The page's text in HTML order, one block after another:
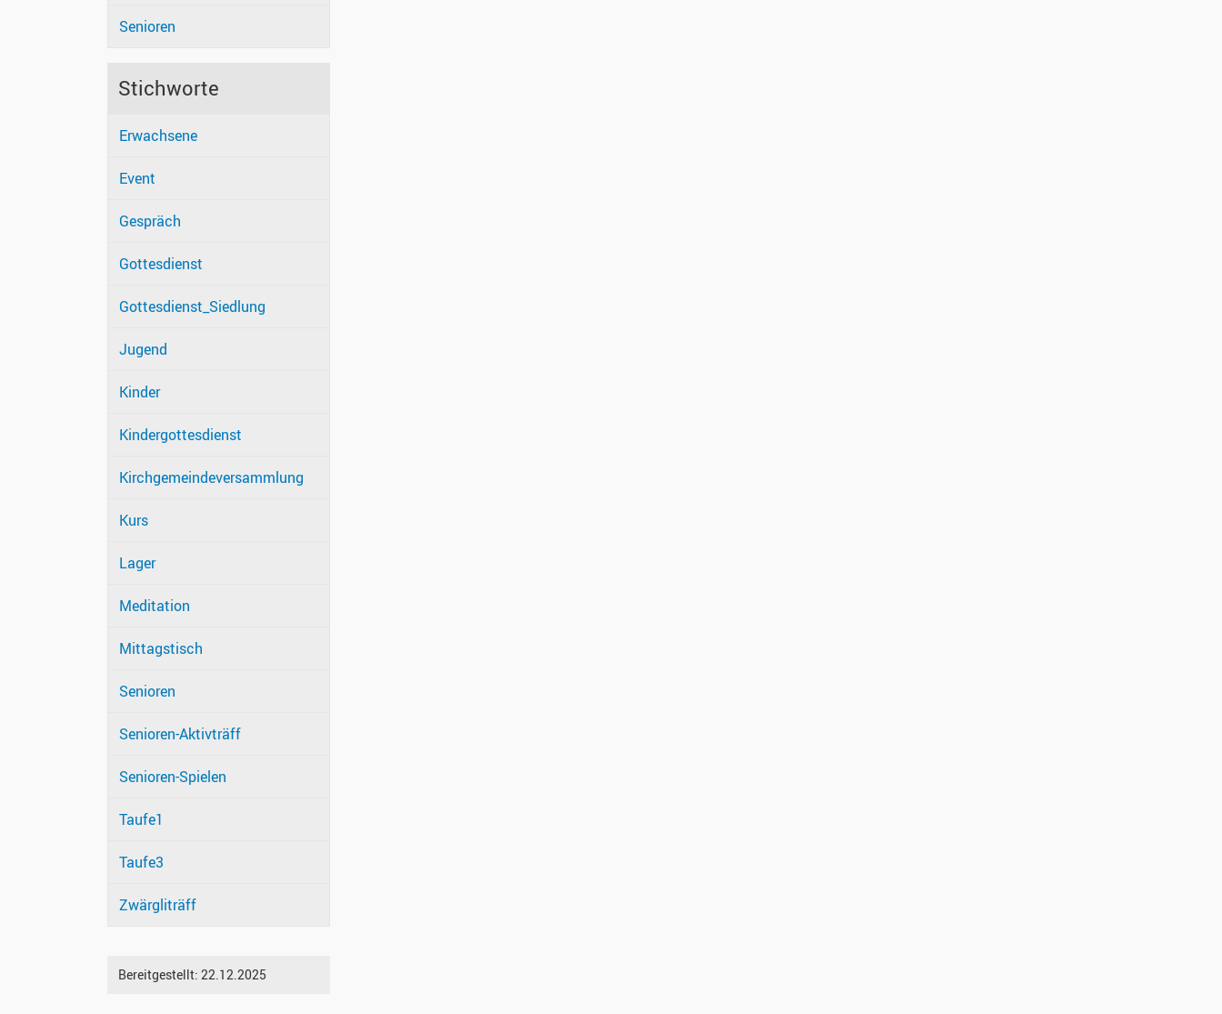
Senioren
Stichworte
Erwachsene
Event
Gespräch
Gottesdienst
Gottesdienst_Siedlung
Jugend
Kinder
Kindergottesdienst
Kirchgemeindeversammlung
Kurs
Lager
Meditation
Mittagstisch
Senioren
Senioren-Aktivträff
Senioren-Spielen
Taufe1
Taufe3
Zwärgliträff
Bereitgestellt: 22.12.2025